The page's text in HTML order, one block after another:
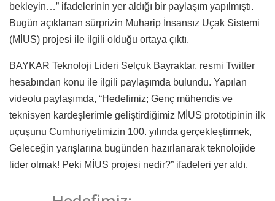
bekleyin…” ifadelerinin yer aldığı bir paylaşım yapılmıştı.
Bugün açıklanan sürprizin Muharip İnsansız Uçak Sistemi
(MİUS) projesi ile ilgili olduğu ortaya çıktı.
BAYKAR Teknoloji Lideri Selçuk Bayraktar, resmi Twitter
hesabından konu ile ilgili paylaşımda bulundu. Yapılan
videolu paylaşımda, “Hedefimiz; Genç mühendis ve
teknisyen kardeşlerimle geliştirdiğimiz MİUS prototipinin ilk
uçuşunu Cumhuriyetimizin 100. yılında gerçekleştirmek,
Geleceğin yarışlarına bugünden hazırlanarak teknolojide
lider olmak! Peki MİUS projesi nedir?” ifadeleri yer aldı.